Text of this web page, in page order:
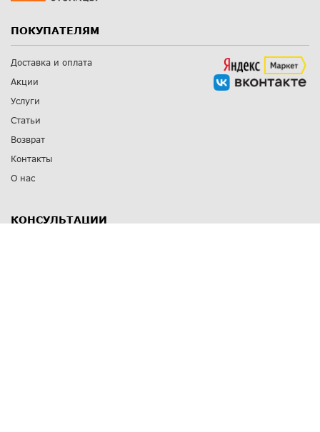
ПОКУПАТЕЛЯМ
Доставка и оплата
Акции
Услуги
Статьи
Возврат
Контакты
О нас
КОНСУЛЬТАЦИИ